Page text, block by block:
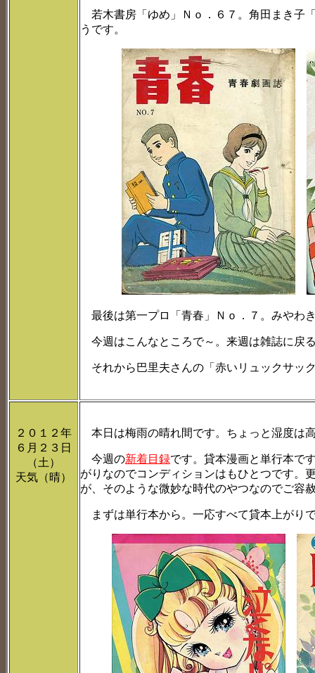
若木書房「ゆめ」Ｎｏ．６７。角田まき子
うです。
最後は第一プロ「青春」Ｎｏ．７。みやわ
今週はこんなところで～。来週は雑誌に戻
それから巴里夫さんの「赤いリュックサッ
２０１２年
６月２３日
（土）
天気（晴）
本日は梅雨の晴れ間です。ちょっと湿度は
今週の新着目録です。貸本漫画と単行本で
がりなのでコンディションはもひとつです。
が、そのような微妙な時代のやつなのでご容
まずは単行本から。一応すべて貸本上がり